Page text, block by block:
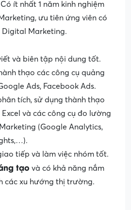
Có ít nhất 1 năm kinh nghiệm
ưu tiên ứng viên có
Digital Marketing.
và biên tập nội dung tốt.
thạo các công cụ quảng
Ads, Facebook Ads.
tích, sử dụng thành thạo
và các công cụ đo lường
(Google Analytics,
tiếp và làm việc nhóm tốt.
tạo và có khả năng nắm
các xu hướng thị trường.